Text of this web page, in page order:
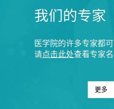
我们的专家
医学院的许多专家都
请点击此处查看专家名
更多